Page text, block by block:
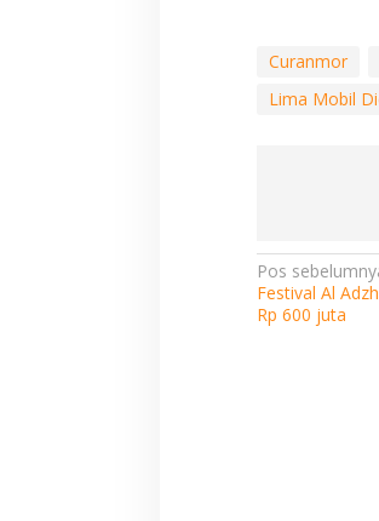
Curanmor
Lima Mobil
pos
Pos
Festival Al
Rp 600 juta